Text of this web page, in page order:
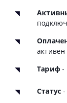
Тариф -
Статус -